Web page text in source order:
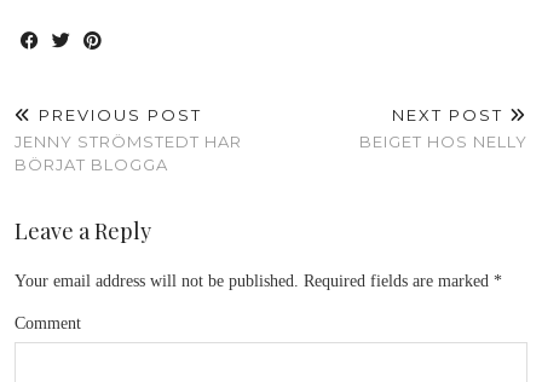
PREVIOUS POST
JENNY STRÖMSTEDT HAR
BÖRJAT BLOGGA
NEXT POST
BEIGET HOS NELLY
Leave a Reply
Your email address will not be published. Required fields are marked *
Comment